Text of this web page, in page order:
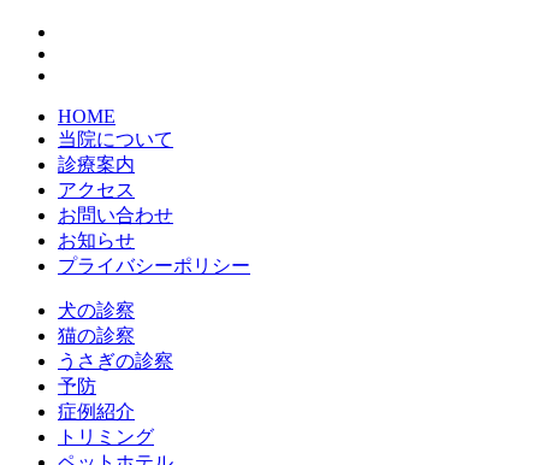
HOME
当院について
診療案内
アクセス
お問い合わせ
お知らせ
プライバシーポリシー
犬の診察
猫の診察
うさぎの診察
予防
症例紹介
トリミング